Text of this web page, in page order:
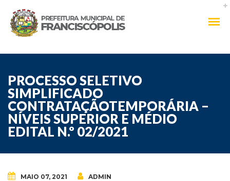
PROCESSO SELETIVO
SIMPLIFICADO
CONTRATAÇÃOTEMPORÁRIA –
NÍVEIS SUPERIOR E MÉDIO
EDITAL N.º 02/2021
MAIO 07, 2021 ADMIN